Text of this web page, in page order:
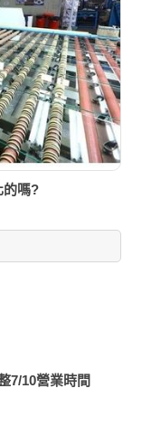
的嗎?
7/10營業時間